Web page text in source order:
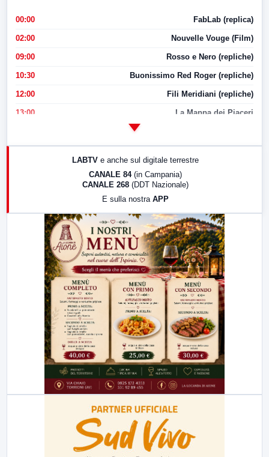
00:00 FabLab (replica)
02:00 Nouvelle Vouge (Film)
09:00 Rosso e Nero (repliche)
10:30 Buonissimo Red Roger (repliche)
12:00 Fili Meridiani (repliche)
13:00 La Mappa dei Piaceri
LabNews (replica)
LABTV e anche sul digitale terrestre
CANALE 84 (in Campania)
CANALE 268 (DDT Nazionale)
E sulla nostra APP